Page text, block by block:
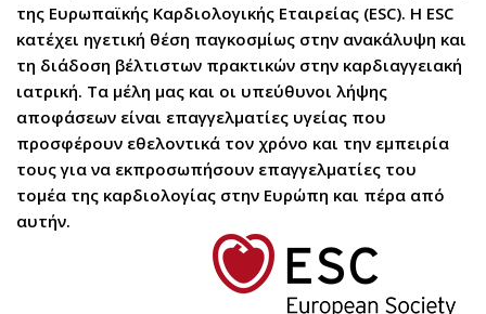
της Ευρωπαϊκής Καρδιολογικής Εταιρείας (ESC). Η ESC
κατέχει ηγετική θέση παγκοσμίως στην ανακάλυψη και
τη διάδοση βέλτιστων πρακτικών στην καρδιαγγειακή
ιατρική. Τα μέλη μας και οι υπεύθυνοι λήψης
αποφάσεων είναι επαγγελματίες υγείας που
προσφέρουν εθελοντικά τον χρόνο και την εμπειρία
τους για να εκπροσωπήσουν επαγγελματίες του
τομέα της καρδιολογίας στην Ευρώπη και πέρα από
αυτήν.